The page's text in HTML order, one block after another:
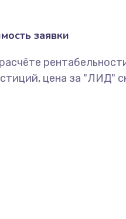
заявки
цена за "ЛИД"